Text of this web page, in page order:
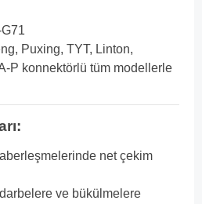
Puxing, TYT, Linton,
P konnektörlü tüm modellerle
net çekim
ve bükülmelere